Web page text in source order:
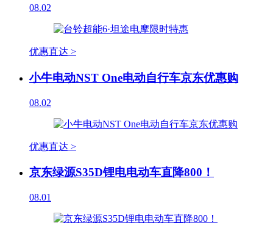
08.02
优惠直达 >
小牛电动NST One电动自行车京东优惠购
08.02
优惠直达 >
京东绿源S35D锂电电动车直降800！
08.01